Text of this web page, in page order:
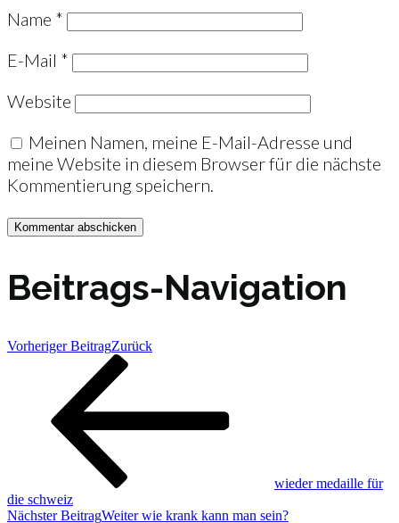
Name *
E-Mail *
Website
Meinen Namen, meine E-Mail-Adresse und
meine Website in diesem Browser für die nächste
Kommentierung speichern.
Beitrags-Navigation
Vorheriger BeitragZurück
wieder medaille für
die schweiz
Nächster BeitragWeiter wie krank kann man sein?